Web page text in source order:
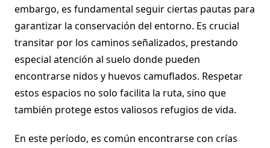
embargo, es fundamental seguir ciertas pautas para
garantizar la conservación del entorno. Es crucial
transitar por los caminos señalizados, prestando
especial atención al suelo donde pueden
encontrarse nidos y huevos camuflados. Respetar
estos espacios no solo facilita la ruta, sino que
también protege estos valiosos refugios de vida.
En este período, es común encontrarse con crías